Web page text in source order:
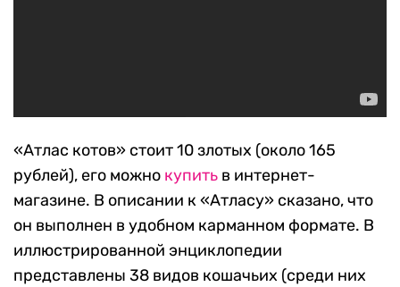
«Атлас котов» стоит 10 злотых (около 165
рублей), его можно купить в интернет-
магазине. В описании к «Атласу» сказано, что
он выполнен в удобном карманном формате. В
иллюстрированной энциклопедии
представлены 38 видов кошачьих (среди них